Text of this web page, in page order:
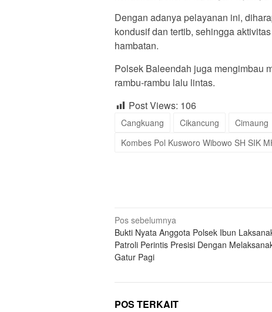
Dengan adanya pelayanan ini,
kondusif dan tertib, sehingga
hambatan.
Polsek Baleendah juga mengimbau
rambu-rambu lalu lintas.
Post Views: 106
Cangkuang Cikancung Cimaung
Kombes Pol Kusworo Wibowo SH SIK
Navigasi
pos
Pos sebelumnya
Bukti Nyata Anggota Polsek Ibun
Patroli Perintis Presisi Dengan
Gatur Pagi
POS TERKAIT